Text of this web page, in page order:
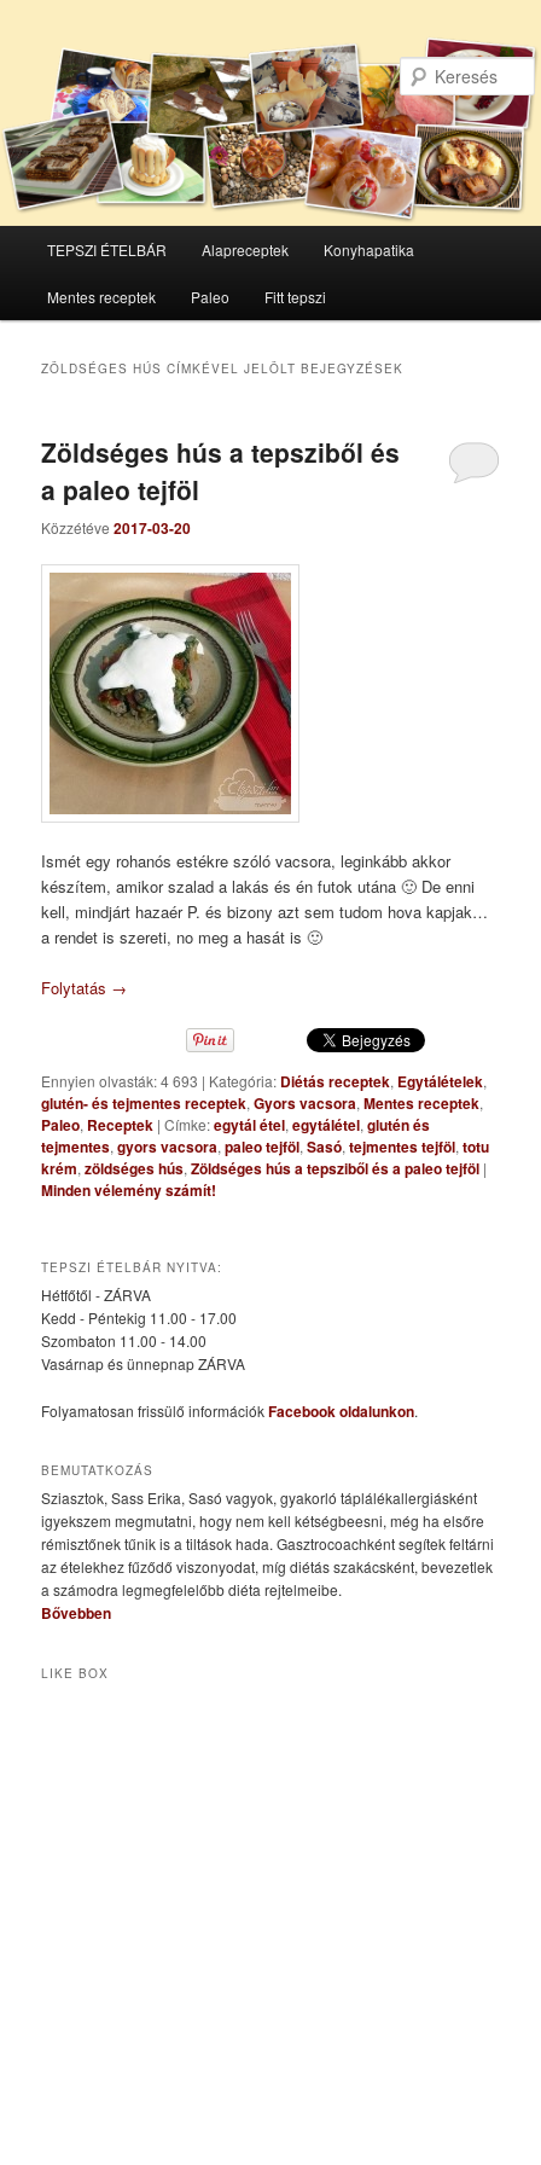
Tovább
az
elsődleges
Tovább
a
másodlagos
TEPSZI ÉTELBÁR Alapreceptek Konyhapatika
Mentes receptek Paleo Fitt tepszi
ZÖLDSÉGES HÚS CÍMKÉVEL JELÖLT BEJEGYZÉSEK
Zöldséges hús a tepsziből és
a paleo tejföl
Közzétéve2017-03-20
Ismét egy rohanós estékre szóló vacsora, leginkább akkor
készítem, amikor szalad a lakás és én futok utána 🙂 De enni
kell, mindjárt hazaér P. és bizony azt sem tudom hova kapjak…
a rendet is szereti, no meg a hasát is 🙂
Folytatás →
Ennyien olvasták: 4 693 | Kategória: Diétás receptek, Egytálételek,
glutén- és tejmentes receptek,Gyors vacsora,Mentes receptek,
Paleo, Receptek |Címke:egytál étel,egytálétel,glutén és
tejmentes,gyors vacsora,paleo tejföl,Sasó,tejmentes tejföl,totu
krém,zöldséges hús,Zöldséges hús a tepsziből és a paleo tejföl |
Minden vélemény számít!
TEPSZI ÉTELBÁR NYITVA:
Hétfőtől - ZÁRVA
Kedd - Péntekig 11.00 - 17.00
Szombaton 11.00 - 14.00
Vasárnap és ünnepnap ZÁRVA
Folyamatosan frissülő információkFacebook oldalunkon.
BEMUTATKOZÁS
Sziasztok, Sass Erika, Sasó vagyok, gyakorló táplálékallergiásként
igyekszem megmutatni, hogy nem kell kétségbeesni, még ha elsőre
rémisztőnek tűnik is a tiltások hada. Gasztrocoachként segítek feltárni
az ételekhez fűződő viszonyodat, míg diétás szakácsként, bevezetlek
a számodra legmegfelelőbb diéta rejtelmeibe.
Bővebben
LIKE BOX